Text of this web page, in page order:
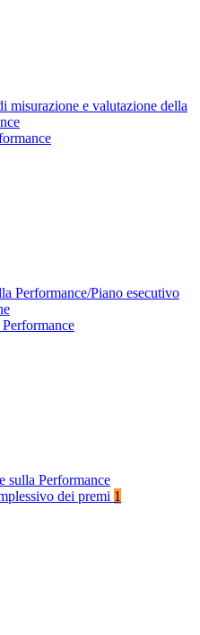
misurazione e valutazione della
Performance/Piano esecutivo
sulla Performance
dei premi 1